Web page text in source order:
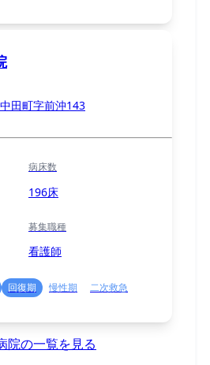
田町字前沖143
病床数
196床
募集職種
看護師
回復期 慢性期
二次救急
院の一覧を見る